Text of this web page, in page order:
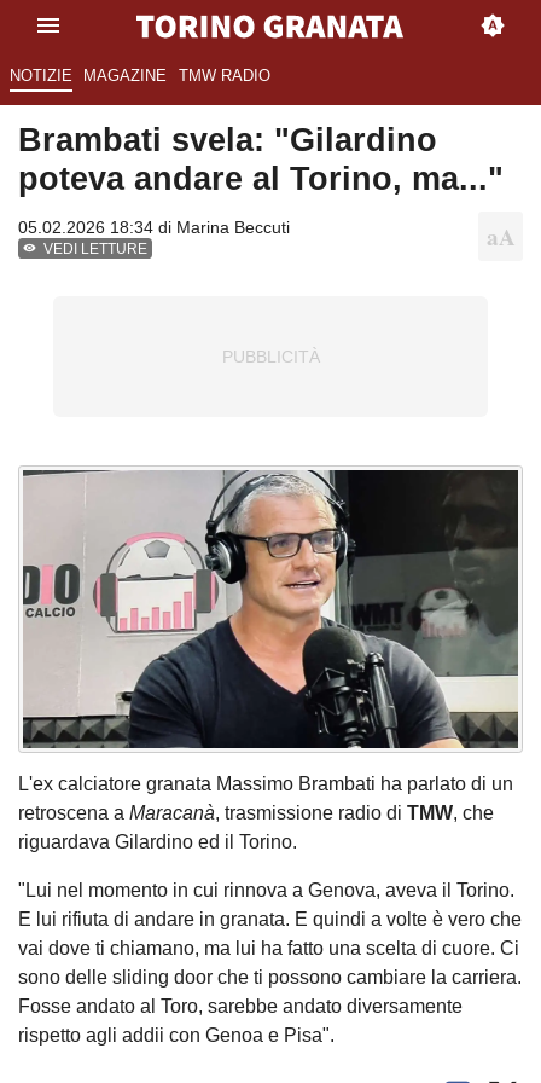
NOTIZIE MAGAZINE TMW RADIO
Brambati svela: "Gilardino
poteva andare al Torino, ma..."
05.02.2026 18:34 di Marina Beccuti
VEDI LETTURE
L'ex calciatore granata Massimo Brambati ha parlato di un
retroscena a Maracanà, trasmissione radio di TMW, che
riguardava Gilardino ed il Torino.
"Lui nel momento in cui rinnova a Genova, aveva il Torino.
E lui rifiuta di andare in granata. E quindi a volte è vero che
vai dove ti chiamano, ma lui ha fatto una scelta di cuore. Ci
sono delle sliding door che ti possono cambiare la carriera.
Fosse andato al Toro, sarebbe andato diversamente
rispetto agli addii con Genoa e Pisa".